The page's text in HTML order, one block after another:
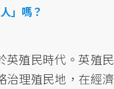
」嗎？
英殖民時代。英殖民
治理殖民地，在經濟